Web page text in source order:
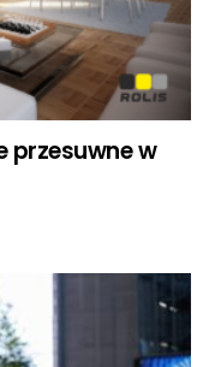
przesuwne w